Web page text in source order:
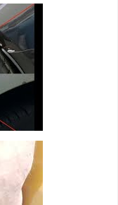
для защиты кромки
из-за камней,
ширине,
штатно, как будто с